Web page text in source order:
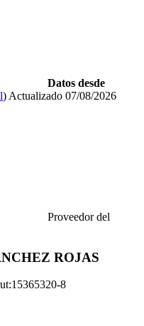
Datos desde
) Actualizado 07/08/2026
Proveedor del
ROJAS
8